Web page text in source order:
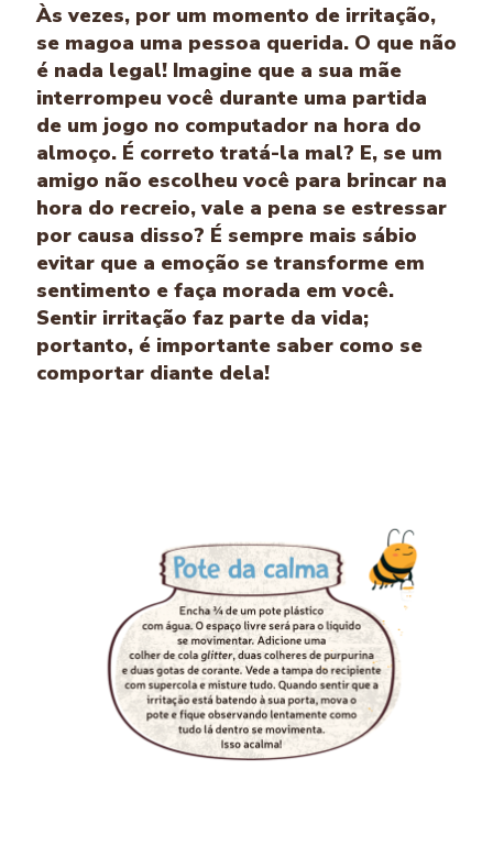
Às vezes, por um momento de irritação,
se magoa uma pessoa querida. O que não
é nada legal! Imagine que a sua mãe
interrompeu você durante uma partida
de um jogo no computador na hora do
almoço. É correto tratá-la mal? E, se um
amigo não escolheu você para brincar na
hora do recreio, vale a pena se estressar
por causa disso? É sempre mais sábio
evitar que a emoção se transforme em
sentimento e faça morada em você.
Sentir irritação faz parte da vida;
portanto, é importante saber como se
comportar diante dela!